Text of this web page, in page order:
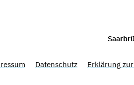
Datenschutz Erklärung